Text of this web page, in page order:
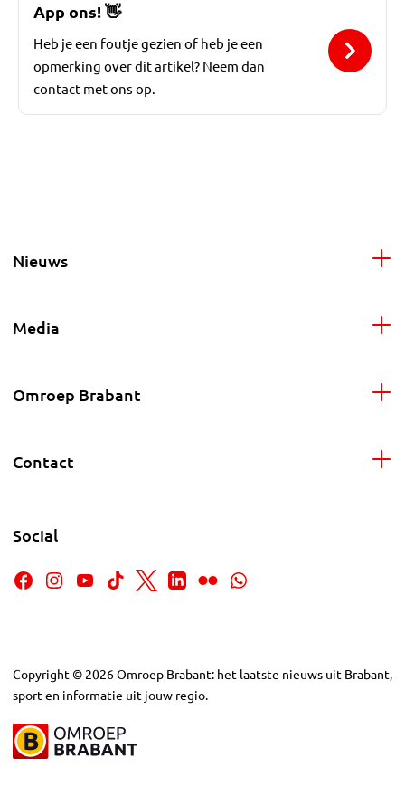
App ons!👋
Heb je een foutje gezien of heb je een
opmerking over dit artikel? Neem dan
contact met ons op.
Nieuws
Media
Omroep Brabant
Contact
Social
Copyright © 2026Omroep Brabant: het laatste nieuws uit Brabant,
sport en informatie uit jouw regio.